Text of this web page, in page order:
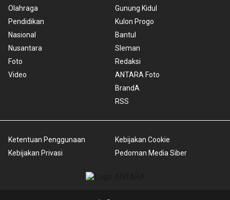
Olahraga
Pendidikan
Nasional
Nusantara
Foto
Video
Gunung Kidul
Kulon Progo
Bantul
Sleman
Redaksi
ANTARA Foto
BrandA
RSS
Ketentuan Penggunaan
Kebijakan Privasi
Kebijakan Cookie
Pedoman Media Siber